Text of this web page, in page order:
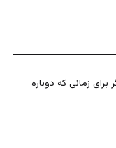
زمانی که دوباره